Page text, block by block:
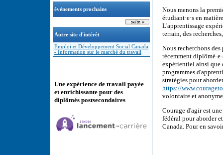
événements prochains
Autre site d'intérêt
Emploi et Développement Social Canada
- Information sur le marché du travail
Une expérience de travail payée
et enrichissante pour des
diplômés postsecondaires
Nous menons la
étudiant·e·s en
L'apprentissage
terrain, des
Nous recherchons des
récemment
expérientiel ainsi que
programmes
stratégies pour
https://
volontaire et
Courage d'agir est
fédéral pour aborder
Canada. Pour en